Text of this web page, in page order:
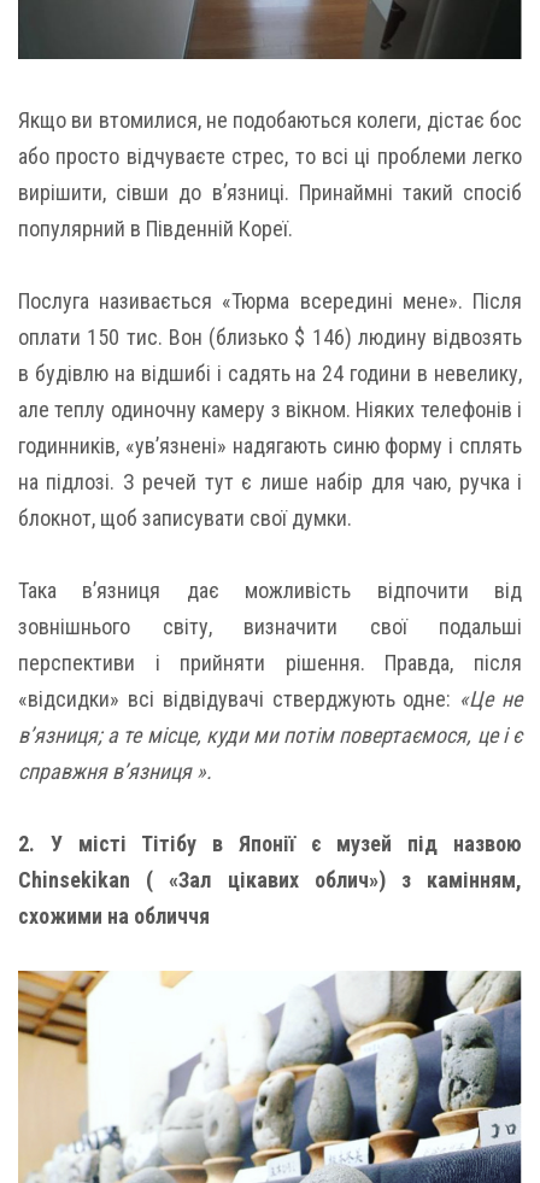
Якщо ви втомилися, не подобаються колеги, дістає бос
або просто відчуваєте стрес, то всі ці проблеми легко
вирішити, сівши до в’язниці. Принаймні такий спосіб
популярний в Південній Кореї.
Послуга називається «Тюрма всередині мене». Після
оплати 150 тис. Вон (близько $ 146) людину відвозять
в будівлю на відшибі і садять на 24 години в невелику,
але теплу одиночну камеру з вікном. Ніяких телефонів і
годинників, «ув’язнені» надягають синю форму і сплять
на підлозі. З речей тут є лише набір для чаю, ручка і
блокнот, щоб записувати свої думки.
Така в’язниця дає можливість відпочити від
зовнішнього світу, визначити свої подальші
перспективи і прийняти рішення. Правда, після
«відсидки» всі відвідувачі стверджують одне: «Це не
в’язниця; а те місце, куди ми потім повертаємося, це і є
справжня в’язниця ».
2. У місті Тітібу в Японії є музей під назвою
Chinsekikan ( «Зал цікавих облич») з камінням,
схожими на обличчя